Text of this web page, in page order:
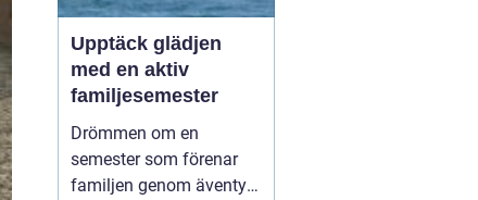
Upptäck glädjen
med en aktiv
familjesemester
Drömmen om en
semester som förenar
familjen genom äventyr